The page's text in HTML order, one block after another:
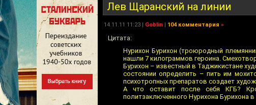
Лев Щаранский на линии
14.11.11 11:23 | Goblin | 104 комментария »
Цитата:
Нурихон Бурихон (троюродный
нашли 7 килограммов героина.
Бурихон – известный в Таджикистане
состоянии определить – пить им
психотропных препаратов создает
А что оставит после себя КГБ?
политзаключенного Нурихона Бурихона